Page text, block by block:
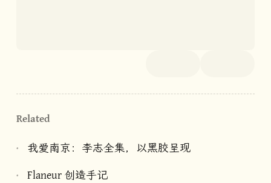
Related
我爱南京：李志全集，以黑胶呈现
Flaneur 创造手记